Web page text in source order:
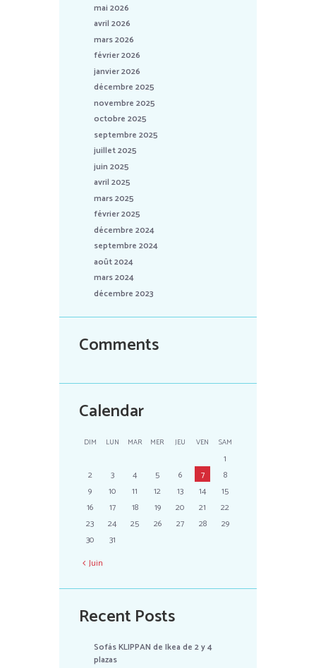
mai 2026
avril 2026
mars 2026
février 2026
janvier 2026
décembre 2025
novembre 2025
octobre 2025
septembre 2025
juillet 2025
juin 2025
avril 2025
mars 2025
février 2025
décembre 2024
septembre 2024
août 2024
mars 2024
décembre 2023
Comments
Calendar
DIM LUN MAR MER JEU VEN SAM
1
2
3 4 5 6 7
8
9
10 11 12 13 14
15
16
17 18 19 20 21
22
23
24 25 26 27 28
29
30
31
Juin
Recent Posts
Sofás KLIPPAN de Ikea de 2 y 4
plazas